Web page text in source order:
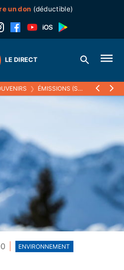
un don (déductible)
LE DIRECT
❯ ÉMISSIONS (SOUVENIRS) ❯
ENVIRONNEMENT